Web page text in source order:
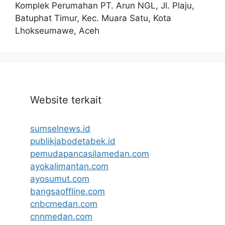
Komplek Perumahan PT. Arun NGL, Jl. Plaju,
Batuphat Timur, Kec. Muara Satu, Kota
Lhokseumawe, Aceh
Website terkait
sumselnews.id
publikjabodetabek.id
pemudapancasilamedan.com
ayokalimantan.com
ayosumut.com
bangsaoffline.com
cnbcmedan.com
cnnmedan.com